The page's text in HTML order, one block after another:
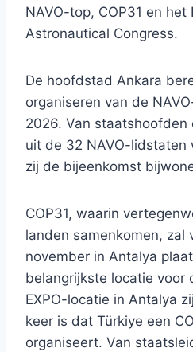
NAVO-top, COP31 en het
Astronautical Congress.
De hoofdstad Ankara
organiseren van de
2026. Van staatshoofden
uit de 32 NAVO-
zij de bijeenkomst
COP31, waarin
landen samenkomen, zal
november in Antalya
belangrijkste locatie voor
EXPO-locatie in Antalya
keer is dat Türkiye een
organiseert. Van